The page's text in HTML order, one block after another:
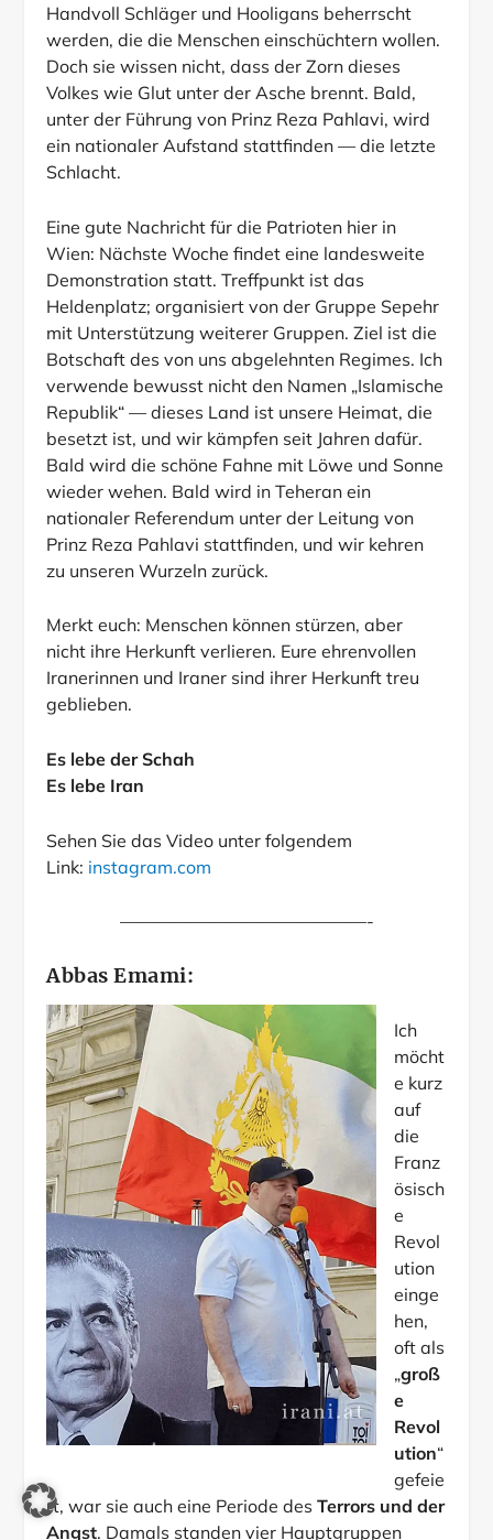
Handvoll Schläger und Hooligans beherrscht
werden, die die Menschen einschüchtern wollen.
Doch sie wissen nicht, dass der Zorn dieses
Volkes wie Glut unter der Asche brennt. Bald,
unter der Führung von Prinz Reza Pahlavi, wird
ein nationaler Aufstand stattfinden — die letzte
Schlacht.
Eine gute Nachricht für die Patrioten hier in
Wien: Nächste Woche findet eine landesweite
Demonstration statt. Treffpunkt ist das
Heldenplatz; organisiert von der Gruppe Sepehr
mit Unterstützung weiterer Gruppen. Ziel ist die
Botschaft des von uns abgelehnten Regimes. Ich
verwende bewusst nicht den Namen „Islamische
Republik“ — dieses Land ist unsere Heimat, die
besetzt ist, und wir kämpfen seit Jahren dafür.
Bald wird die schöne Fahne mit Löwe und Sonne
wieder wehen. Bald wird in Teheran ein
nationaler Referendum unter der Leitung von
Prinz Reza Pahlavi stattfinden, und wir kehren
zu unseren Wurzeln zurück.
Merkt euch: Menschen können stürzen, aber
nicht ihre Herkunft verlieren. Eure ehrenvollen
Iranerinnen und Iraner sind ihrer Herkunft treu
geblieben.
Es lebe der Schah
Es lebe Iran
Sehen Sie das Video unter folgendem
Link: instagram.com
——————————————-
Abbas Emami:
Ich
möcht
e kurz
auf
die
Franz
ösisch
e
Revol
ution
einge
hen,
oft als
„groß
e
Revol
ution“
gefeie
rt, war sie auch eine Periode desTerrors und der
Angst. Damals standen vier Hauptgruppen